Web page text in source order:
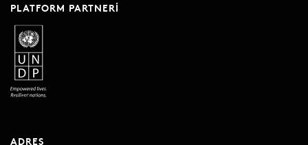
PLATFORM PARTNERI
ADRES